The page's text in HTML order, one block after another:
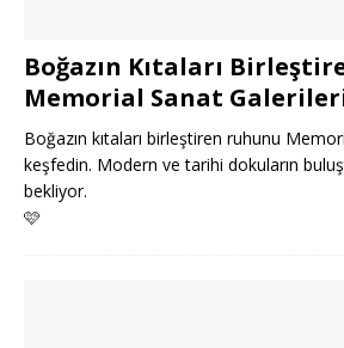
Boğazın Kıtaları
Memorial Sanat
Boğazın kıtaları birleştiren ruhunu
keşfedin. Modern ve tarihi dokuların
bekliyor.
🩷